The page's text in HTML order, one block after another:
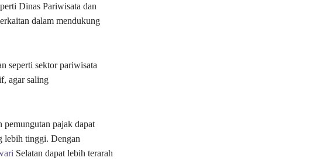
Dinas Pariwisata dan
dalam mendukung
seperti sektor pariwisata
agar saling
pemungutan pajak dapat
lebih tinggi. Dengan
Selatan dapat lebih terarah